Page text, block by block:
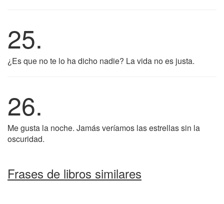
25.
¿Es que no te lo ha dicho nadie? La vida no es justa.
26.
Me gusta la noche. Jamás veríamos las estrellas sin la
oscuridad.
Frases de libros similares